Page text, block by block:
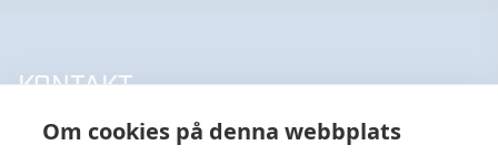
Om cookies på denna webbplats
KONTAKT
UPPSALA HANDELSSTÅL AB